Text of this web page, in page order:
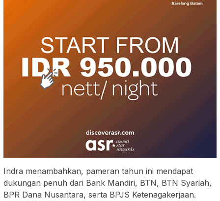
Indra menambahkan, pameran tahun ini mendapat
dukungan penuh dari Bank Mandiri, BTN, BTN Syariah,
BPR Dana Nusantara, serta BPJS Ketenagakerjaan.